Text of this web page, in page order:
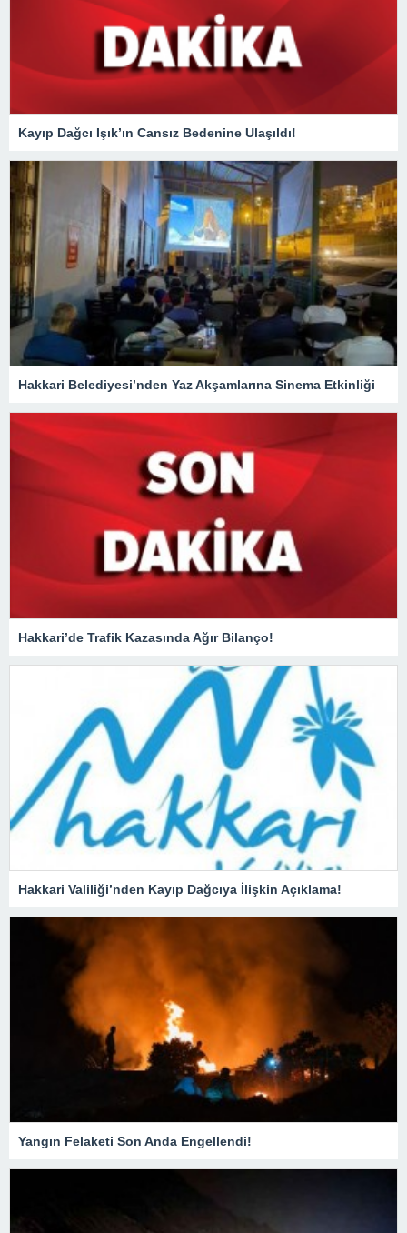
Kayıp Dağcı Işık’ın Cansız Bedenine Ulaşıldı!
Hakkari Belediyesi’nden Yaz Akşamlarına Sinema Etkinliği
Hakkari’de Trafik Kazasında Ağır Bilanço!
Hakkari Valiliği’nden Kayıp Dağcıya İlişkin Açıklama!
Yangın Felaketi Son Anda Engellendi!